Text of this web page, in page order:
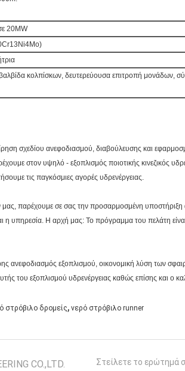
20MW
κολπίσκων, δευτερεύουσα επιτροπή μονάδων,
σχεδίου ανεφοδιασμού, διαβούλευσης και
στον υψηλό - εξοπλισμός ποιοτικής κινεζικός
τις παγκόσμιες αγορές υδρενέργειας.
μας, παρέχουμε σε σας την προσαρμοσμένη
η υπηρεσία. Η αρχή μας: Το πρόγραμμα του πελάτη
ανεφοδιασμός εξοπλισμού, οικονομική λύση των
του εξοπλισμού υδρενέργειας καθώς επίσης και ο
στρόβιλο δρομείς, νερό στρόβιλο runner
CO.,LTD. Στείλετε το ερώτημά